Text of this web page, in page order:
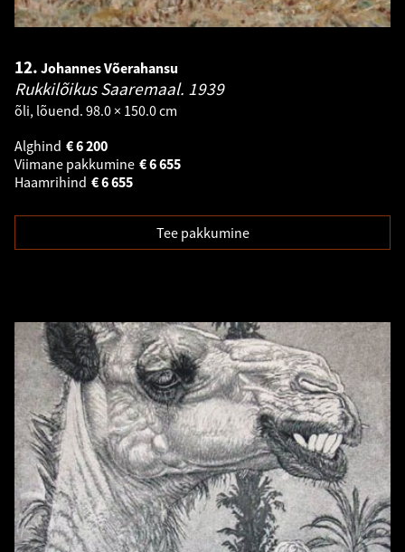
12. Johannes Võerahansu
Rukkilõikus Saaremaal. 1939
õli, lõuend. 98.0 × 150.0 cm
Alghind
6 200
€
Viimane pakkumine
6 655
€
Haamrihind
6 655
€
Tee pakkumine